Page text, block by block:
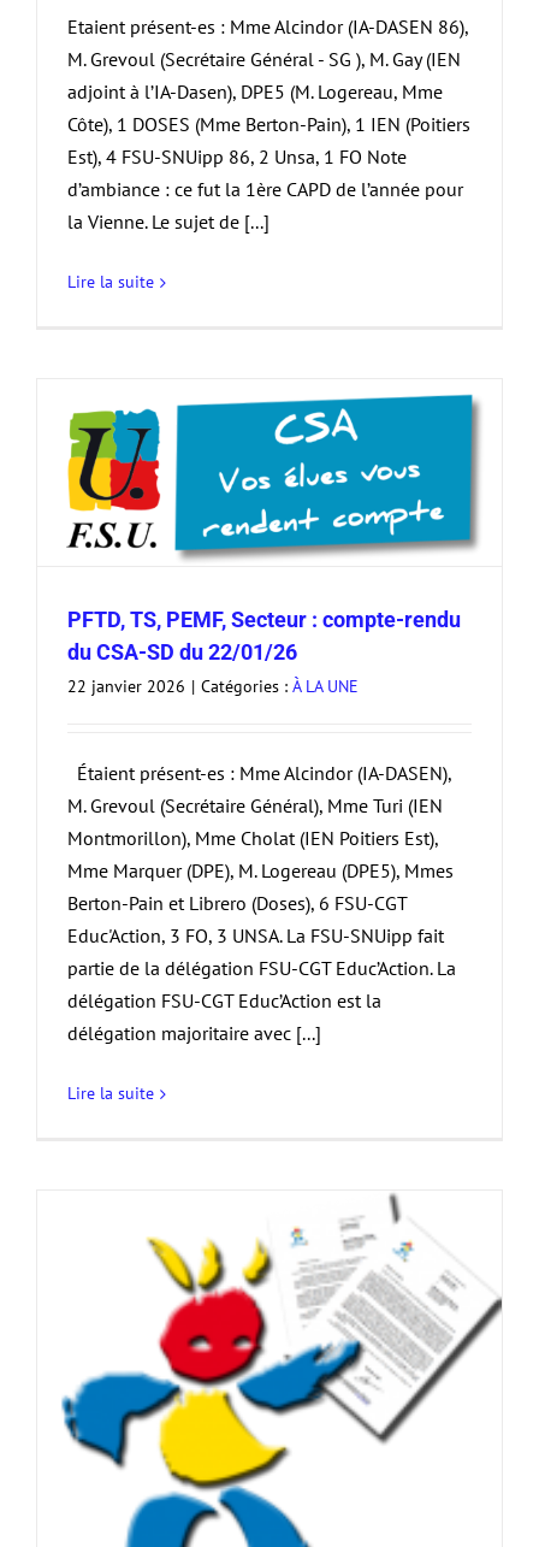
Etaient présent-es : Mme Alcindor (IA-DASEN 86),
M. Grevoul (Secrétaire Général - SG ), M. Gay (IEN
adjoint à l’IA-Dasen), DPE5 (M. Logereau, Mme
Côte), 1 DOSES (Mme Berton-Pain), 1 IEN (Poitiers
Est), 4 FSU-SNUipp 86, 2 Unsa, 1 FO Note
d’ambiance : ce fut la 1ère CAPD de l’année pour
la Vienne. Le sujet de [...]
Lire la suite
PFTD, TS, PEMF, Secteur : compte-rendu
du CSA-SD du 22/01/26
22 janvier 2026 | Catégories : À LA UNE
Étaient présent-es : Mme Alcindor (IA-DASEN),
M. Grevoul (Secrétaire Général), Mme Turi (IEN
Montmorillon), Mme Cholat (IEN Poitiers Est),
Mme Marquer (DPE), M. Logereau (DPE5), Mmes
Berton-Pain et Librero (Doses), 6 FSU-CGT
Educ'Action, 3 FO, 3 UNSA. La FSU-SNUipp fait
partie de la délégation FSU-CGT Educ’Action. La
délégation FSU-CGT Educ’Action est la
délégation majoritaire avec [...]
Lire la suite